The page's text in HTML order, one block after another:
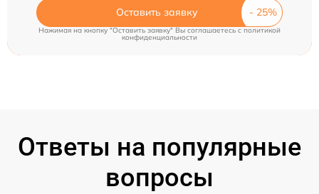
Оставить заявку
Нажимая на кнопку "Оставить заявку" Вы соглашаетесь c политикой
конфиденциальности
Ответы на популярные
вопросы